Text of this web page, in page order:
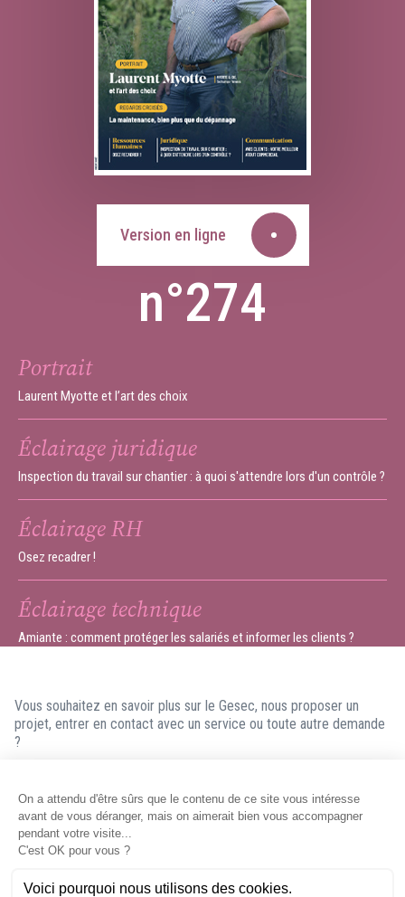
Version en ligne
n°274
Portrait
Laurent Myotte et l’art des choix
Éclairage juridique
Inspection du travail sur chantier : à quoi s'attendre lors d'un contrôle ?
Éclairage RH
Osez recadrer !
Éclairage technique
Amiante : comment protéger les salariés et informer les clients ?
Vous souhaitez en savoir plus sur le Gesec, nous proposer un
projet, entrer en contact avec un service ou toute autre demande
?
répondre dans les meilleurs délais.